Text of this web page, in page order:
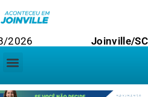
2026 Joinville/SC